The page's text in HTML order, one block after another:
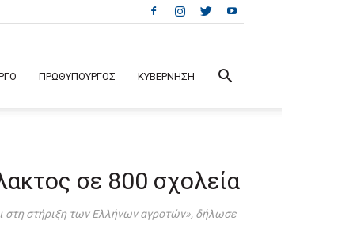
ΠΡΩΘΥΠΟΥΡΓΟΣ ΚΥΒΕΡΝΗΣΗ
σε 800 σχολεία
στη στήριξη των Ελλήνων αγροτών», δήλωσε